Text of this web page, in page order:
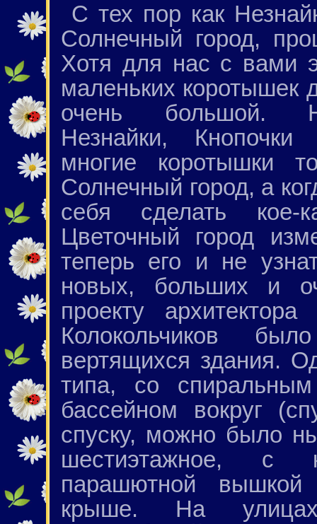
С тех пор как
Солнечный город,
Хотя для нас с вами
маленьких коротышек
очень большой.
Незнайки,
многие коротышки
Солнечный город, а
себя сделать кое-
Цветочный город
теперь его и не
новых, больших и
проекту
Колокольчиков
вертящихся здания.
типа, со
бассейном вокруг
спуску, можно было
шестиэтажное, с
парашютной
крыше. На улицах